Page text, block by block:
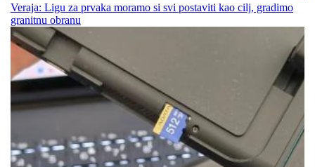
Veraja: Ligu za prvaka moramo si svi postaviti kao cilj, gradimo
granitnu obranu